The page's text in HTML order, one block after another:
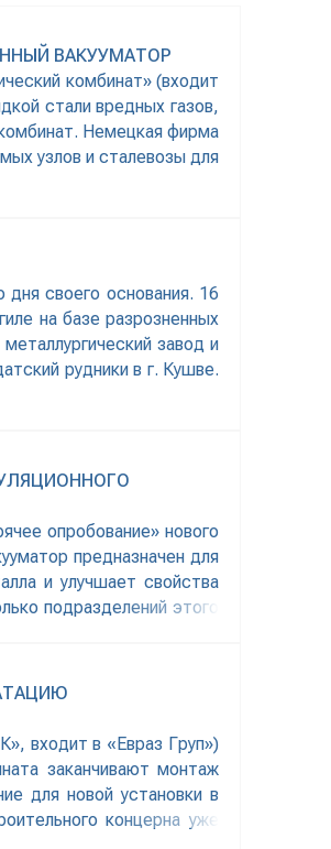
ВАКУУМАТОР
комбинат» (входит
стали вредных газов,
Немецкая фирма
узлов и сталевозы для
своего основания. 16
на базе разрозненных
завод и
рудники в г. Кушве.
опробование» нового
предназначен для
и улучшает свойства
подразделений этого
входит в «Евраз Груп»)
заканчивают монтаж
для новой установки в
концерна уже